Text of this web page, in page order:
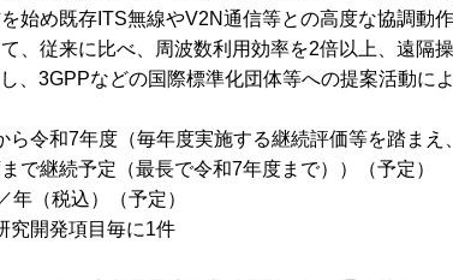
始め既存ITS無線やV2N通信等との高度な協調動
、従来に比べ、周波数利用効率を2倍以上、遠隔
、3GPPなどの国際標準化団体等への提案活動に
ら令和7年度（毎年度実施する継続評価等を踏ま
で継続予定（最長で令和7年度まで））（予定）
年（税込）（予定）
究開発項目毎に1件